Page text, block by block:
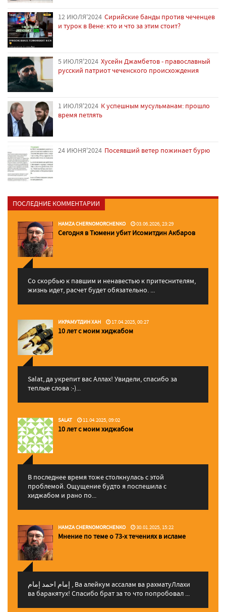
12 ИЮЛЯ'2024 Сирийские банды против чеченцев
и турок в Вене: кто и что за этим стоит?
5 ИЮЛЯ'2024 Хусейн Джамбетов - православный
русский патриот чеченского происхождения
1 ИЮЛЯ'2024 К успешным мусульманам: прошло
время петлять
24 ИЮНЯ'2024 Посеявший ветер пожинает бурю
ПОСЛЕДНИЕ КОММЕНТАРИИ
HAMZA CHERNOMORCHENKO 03.06.2026, 23:29
Сегодня в Тюмени убит Исомитдин Акбаров
Со скорбью к павшим и ненавестью к притеснителям,
жизнь идет, расчет будет обязательно. ...
ИКРАМУТДИН ХАН 17.04.2025, 00:27
10 лет с моим хиджабом
Salat, да укрепит вас Аллаx! Увидели, спасибо за
теплые слова :-)...
SALAT 11.04.2025, 09:02
10 лет с моим хиджабом
В последнее время тоже столкнулась с этой
проблемой. Ощущение будто я поспешила с
хиджабом и рано по...
HAMZA CHERNOMORCHENKO 30.01.2025, 15:22
Мнение по теме о 73-х течениях в исламе
إمام احمد إمام , Ва алейкум ассалам ва рахматуЛлахи
ва баракятух! Спасибо брат за то что попробовал ...